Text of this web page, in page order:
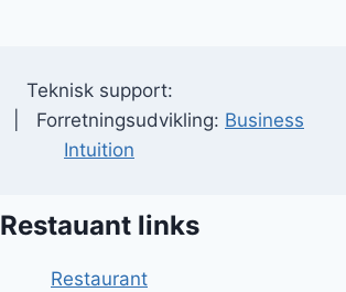
Teknisk support:
| Forretningsudvikling: Business
Intuition
Restauant links
Restaurant